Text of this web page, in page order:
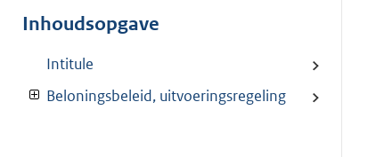
Inhoudsopgave
Intitule
Beloningsbeleid, uitvoeringsregeling